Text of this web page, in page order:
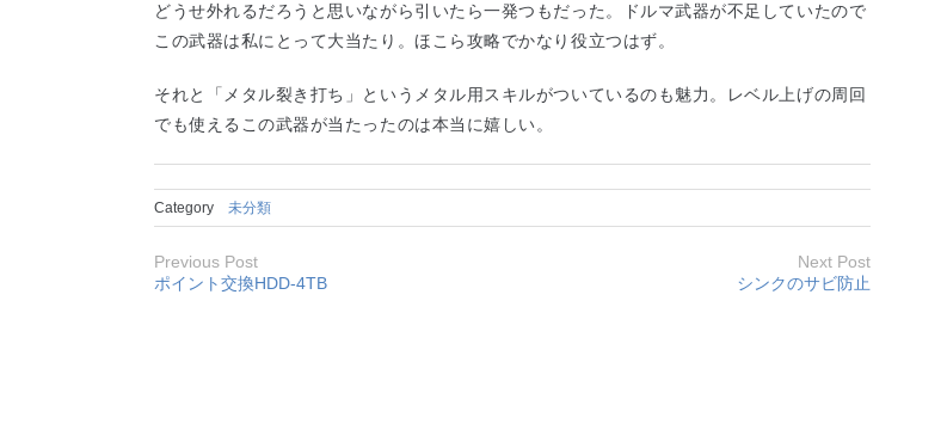
どうせ外れるだろうと思いながら引いたら一発つもだった。ドルマ武器が不足していたので
この武器は私にとって大当たり。ほこら攻略でかなり役立つはず。
それと「メタル裂き打ち」というメタル用スキルがついているのも魅力。レベル上げの周回
でも使えるこの武器が当たったのは本当に嬉しい。
Category 未分類
Previous Post
ポイント交換HDD-4TB
Next Post
シンクのサビ防止